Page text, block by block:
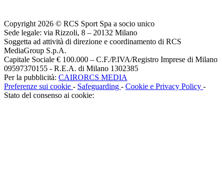
Copyright 2026 © RCS Sport Spa a socio unico
Sede legale: via Rizzoli, 8 – 20132 Milano
Soggetta ad attività di direzione e coordinamento di RCS
MediaGroup S.p.A.
Capitale Sociale € 100.000 – C.F./P.IVA/Registro Imprese di Milano
09597370155 - R.E.A. di Milano 1302385
Per la pubblicità: CAIRORCS MEDIA
Preferenze sui cookie - Safeguarding - Cookie e Privacy Policy -
Stato del consenso ai cookie: